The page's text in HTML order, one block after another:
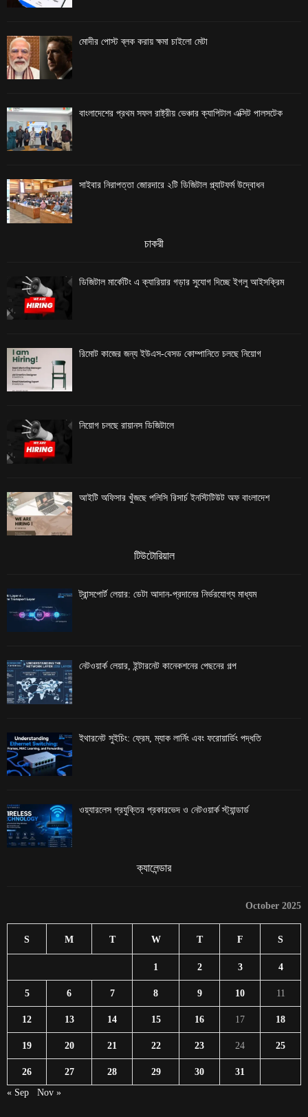
মোদীর পোস্ট ব্লক করায় ক্ষমা চাইলো মেটা
বাংলাদেশের প্রথম সফল রাষ্ট্রীয় ভেঞ্চার ক্যাপিটাল এক্সিট পালসটেক
সাইবার নিরাপত্তা জোরদারে ২টি ডিজিটাল প্ল্যাটফর্ম উদ্বোধন
চাকরী
ডিজিটাল মার্কেটিং এ ক্যারিয়ার গড়ার সুযোগ দিচ্ছে ইগলু আইসক্রিম
রিমোট কাজের জন্য ইউএস-বেসড কোম্পানিতে চলছে নিয়োগ
নিয়োগ চলছে রায়ানস ডিজিটালে
আইটি অফিসার খুঁজছে পলিসি রিসার্চ ইনস্টিটিউট অফ বাংলাদেশ
টিউটোরিয়াল
ট্রান্সপোর্ট লেয়ার: ডেটা আদান-প্রদানের নির্ভরযোগ্য মাধ্যম
নেটওয়ার্ক লেয়ার, ইন্টারনেট কানেকশনের পেছনের গল্প
ইথারনেট সুইচিং: ফ্রেম, ম্যাক লার্নিং এবং ফরোয়ার্ডিং পদ্ধতি
ওয়্যারলেস প্রযুক্তির প্রকারভেদ ও নেটওয়ার্ক স্ট্যান্ডার্ড
ক্যালেন্ডার
October 2025
S M T W T F S
1 2 3 4
5 6 7 8 9 10 11
12 13 14 15 16 17 18
19 20 21 22 23 24 25
26 27 28 29 30
31
« Sep
Nov »